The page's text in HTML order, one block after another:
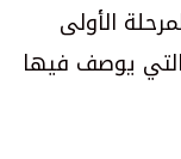
الأولى
التي يوصف فيها